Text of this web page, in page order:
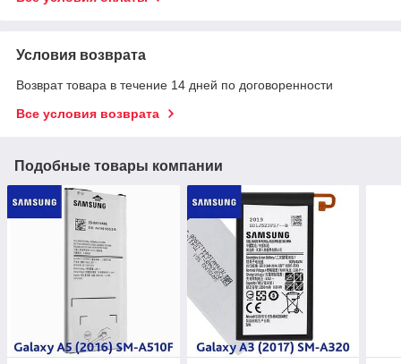
Условия возврата
Возврат товара в течение 14 дней по договоренности
Все условия возврата
Подобные товары компании